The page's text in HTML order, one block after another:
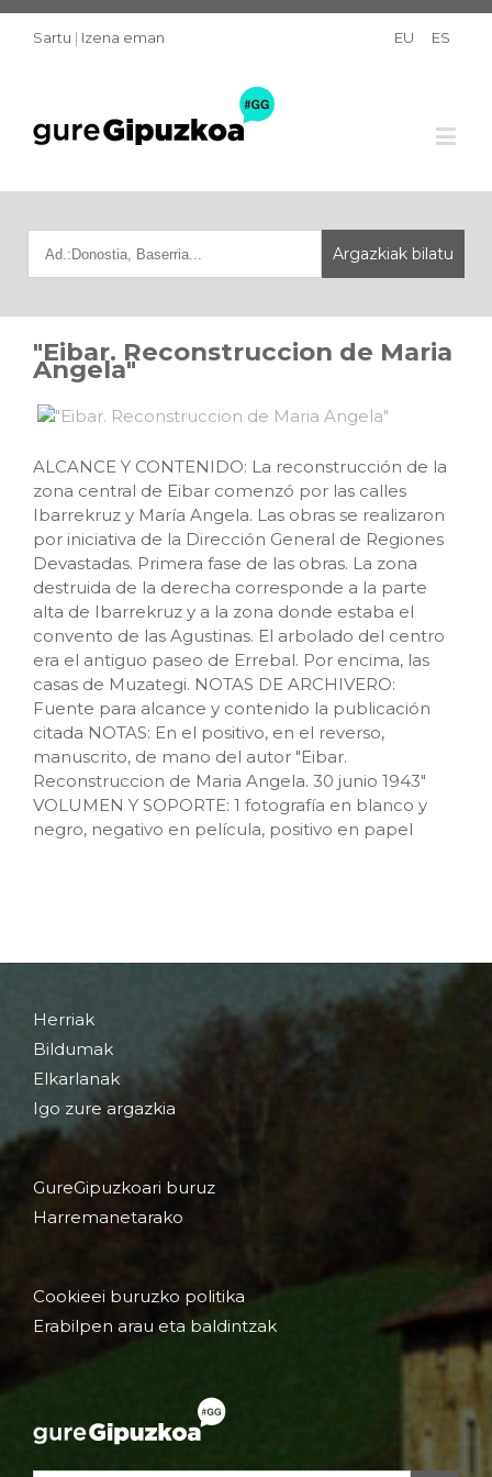
Sartu | Izena eman EU ES
"Eibar. Reconstruccion de Maria
Angela"
ALCANCE Y CONTENIDO: La reconstrucción de la
zona central de Eibar comenzó por las calles
Ibarrekruz y María Angela. Las obras se realizaron
por iniciativa de la Dirección General de Regiones
Devastadas. Primera fase de las obras. La zona
destruida de la derecha corresponde a la parte
alta de Ibarrekruz y a la zona donde estaba el
convento de las Agustinas. El arbolado del centro
era el antiguo paseo de Errebal. Por encima, las
casas de Muzategi. NOTAS DE ARCHIVERO:
Fuente para alcance y contenido la publicación
citada NOTAS: En el positivo, en el reverso,
manuscrito, de mano del autor "Eibar.
Reconstruccion de Maria Angela. 30 junio 1943"
VOLUMEN Y SOPORTE: 1 fotografía en blanco y
negro, negativo en película, positivo en papel
Herriak
Bildumak
Elkarlanak
Igo zure argazkia
GureGipuzkoari buruz
Harremanetarako
Cookieei buruzko politika
Erabilpen arau eta baldintzak